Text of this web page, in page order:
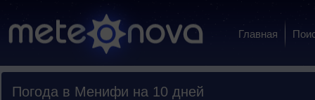
Главная
Погода в Менифи на 10 дней